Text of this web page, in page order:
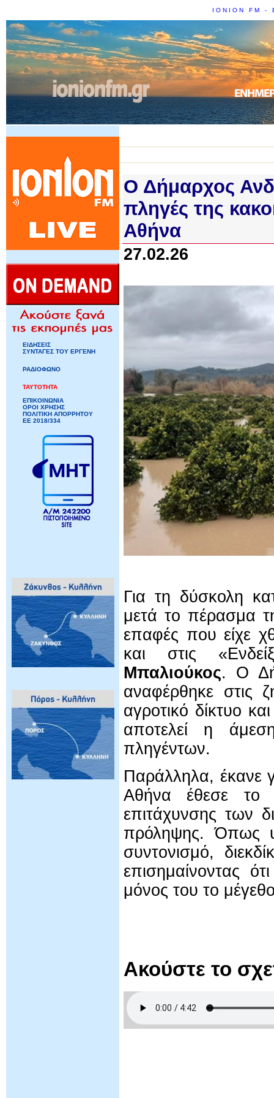
IONION FM -
ΕΙΔΗΣΕΙΣ
ΣΥΝΤΑΓΕΣ ΤΟΥ ΕΡΓΕΝΗ
ΡΑΔΙΟΦΩΝΟ
ΤΑΥΤΟΤΗΤΑ
ΕΠΙΚΟΙΝΩΝΙΑ
ΟΡΟΙ ΧΡΗΣΗΣ
ΠΟΛΙΤΙΚΗ ΑΠΟΡΡΗΤΟΥ
ΕΕ 2018/334
Ο Δήμαρχος
πληγές της
Αθήνα
27.02.26
Για τη δύσκολη
μετά το πέρασμα
επαφές που είχε
και στις
Μπαλιούκος. Ο
αναφέρθηκε στις
αγροτικό δίκτυο
αποτελεί η
πληγέντων.
Παράλληλα, έκανε
Αθήνα έθεσε το
επιτάχυνσης των
πρόληψης. Όπως
συντονισμό,
επισημαίνοντας
μόνος του το
Ακούστε το